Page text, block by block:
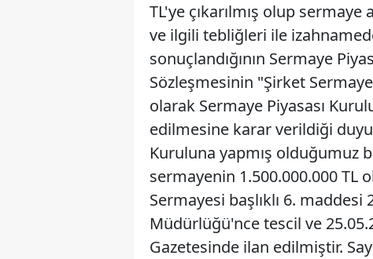
TL'ye çıkarılmış olup sermaye
ve ilgili tebliğleri ile
sonuçlandığının Sermaye
Sözleşmesinin "Şirket
olarak Sermaye Piyasası
edilmesine karar verildiği
Kuruluna yapmış olduğumuz
sermayenin 1.500.000.000 TL
Sermayesi başlıklı 6.
Müdürlüğü'nce tescil ve
Gazetesinde ilan edilmiştir.